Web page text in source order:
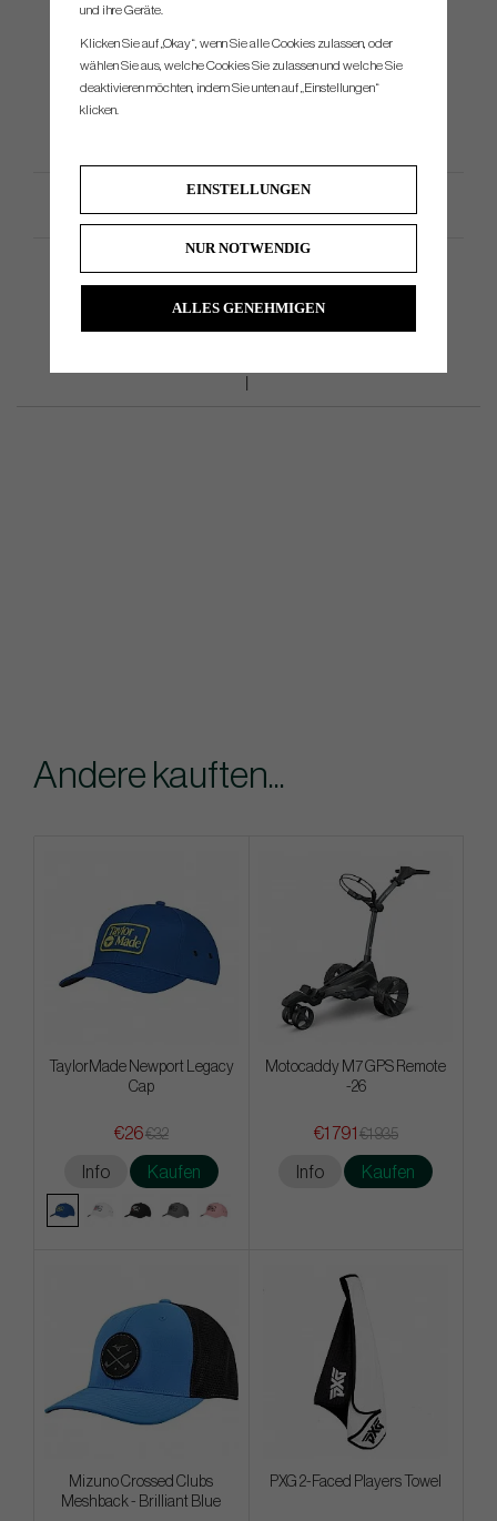
#8 38° 63°
Andere kauften...
TaylorMade Newport Legacy
Cap
€26€32
Info Kaufen
Motocaddy M7 GPS Remote
-26
€1 791 €1 935
Info Kaufen
Mizuno Crossed Clubs
Meshback - Brilliant Blue
PXG 2-Faced Players Towel
und ihre Geräte.
Klicken Sie auf „Okay“, wenn Sie alle Cookies zulassen, oder
wählen Sie aus, welche Cookies Sie zulassen und welche Sie
deaktivieren möchten, indem Sie unten auf „Einstellungen“
klicken.
EINSTELLUNGEN
NUR NOTWENDIG
ALLES GENEHMIGEN